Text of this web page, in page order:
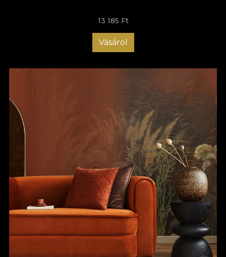
13 185 Ft
Vásárol